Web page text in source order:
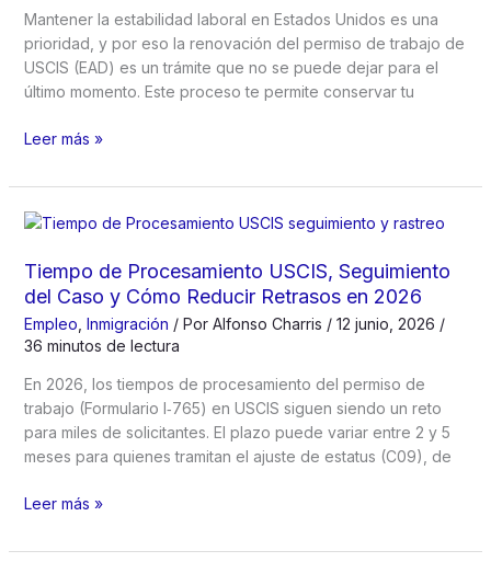
el
Formulario
N-
400
Mantener la estabilidad laboral en Estados Unidos es una
prioridad, y por eso la renovación del permiso de trabajo de
USCIS (EAD) es un trámite que no se puede dejar para el
último momento. Este proceso te permite conservar tu
Renovación
Permiso
de
Trabajo
Cómo
Renovar
el
Formulario
I-
765,
Cuánto
Cuesta
Extensión
de
Leer más »
Tiempo de Procesamiento USCIS, Seguimiento
del Caso y Cómo Reducir Retrasos en 2026
Empleo Inmigración / Por Alfonso Charris / 12 junio, 2026 /
36 minutos de lectura
En 2026, los tiempos de procesamiento del permiso de
trabajo (Formulario I‑765) en USCIS siguen siendo un reto
para miles de solicitantes. El plazo puede variar entre 2 y 5
meses para quienes tramitan el ajuste de estatus (C09), de
Tiempo
Procesamiento
Leer más »